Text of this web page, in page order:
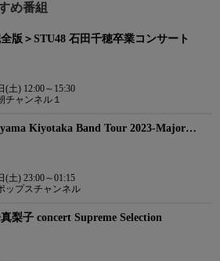
め番組
全版＞STU48 石田千穂卒業コンサート
(土) 12:00～15:30
チャンネル１
Kiyotaka Band Tour 2023-Major…
(土) 23:00～01:15
ップスチャンネル
梨子 concert Supreme Selection